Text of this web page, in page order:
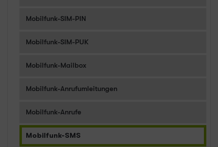
Mobilfunk-SIM-PIN
Mobilfunk-SIM-PUK
Mobilfunk-Mailbox
Mobilfunk-Anrufumleitungen
Mobilfunk-Anrufe
Mobilfunk-SMS